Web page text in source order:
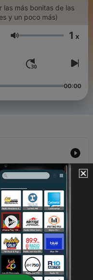
las más bonitas de las
y un poco más)
Volumen 1 x
00:00